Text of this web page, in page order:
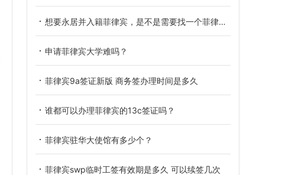
想要永居并入籍菲律宾，是不是需要找一个菲律宾人结婚？
申请菲律宾大学难吗？
菲律宾9a签证新版 商务签办理时间是多久
谁都可以办理菲律宾的13c签证吗？
菲律宾驻华大使馆有多少个？
菲律宾swp临时工签有效期是多久 可以续签几次